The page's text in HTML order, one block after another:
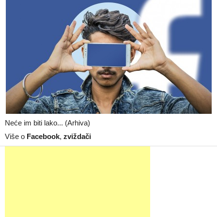
Neće im biti lako... (Arhiva)
Više o Facebook, zviždači